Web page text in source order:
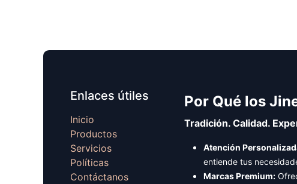
Enlaces útiles
Inicio
Productos
Servicios
Políticas
Contáctanos
Por Qué los
Tradición. Calidad.
Atención
entiende tus
Marcas Premium: